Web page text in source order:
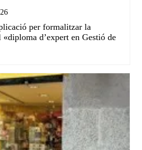
per formalitzar la
d’expert en Gestió de